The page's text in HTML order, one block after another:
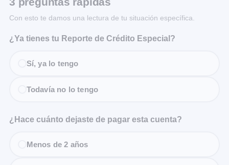
Con esto te damos una lectura de tu situación específica.
¿Ya tienes tu Reporte de Crédito Especial?
Sí, ya lo tengo
Todavía no lo tengo
¿Hace cuánto dejaste de pagar esta cuenta?
Menos de 2 años